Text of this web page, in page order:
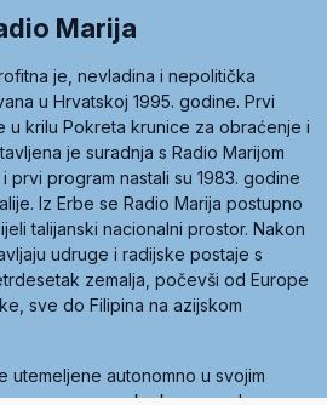
Marija
je, nevladina i nepolitička
u Hrvatskoj 1995. godine. Prvi
u krilu Pokreta krunice za obraćenje i
je suradnja s Radio Marijom
prvi program nastali su 1983. godine
Iz Erbe se Radio Marija postupno
talijanski nacionalni prostor. Nakon
udruge i radijske postaje s
zemalja, počevši od Europe
sve do Filipina na azijskom
utemeljene autonomno u svojim
povezane preko krovne udruge